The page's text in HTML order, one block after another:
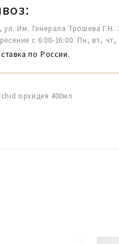
ул. Им. Генерала Трошева Г.Н.
с 6:00-16:00. Пн, вт, чт,
по России.
орхидея 400мл